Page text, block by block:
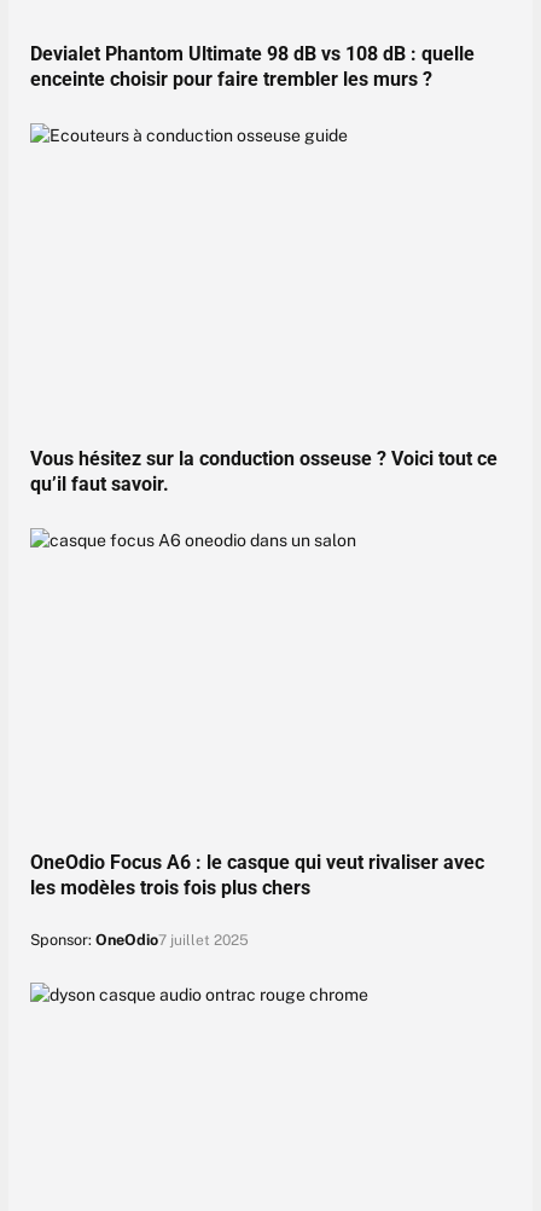
Devialet Phantom Ultimate 98 dB vs 108 dB : quelle
enceinte choisir pour faire trembler les murs ?
Vous hésitez sur la conduction osseuse ? Voici tout ce
qu’il faut savoir.
OneOdio Focus A6 : le casque qui veut rivaliser avec
les modèles trois fois plus chers
Sponsor: OneOdio7 juillet 2025